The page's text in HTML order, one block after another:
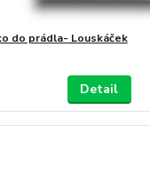
do prádla- Louskáček
Detail